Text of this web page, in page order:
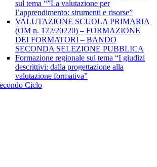
sul tema “”La valutazione per
l’apprendimento: strumenti e risorse”
VALUTAZIONE SCUOLA PRIMARIA
(OM n. 172/20220) – FORMAZIONE
DEI FORMATORI – BANDO
SECONDA SELEZIONE PUBBLICA
Formazione regionale sul tema “I giudizi
descrittivi: dalla progettazione alla
valutazione formativa”
Ciclo